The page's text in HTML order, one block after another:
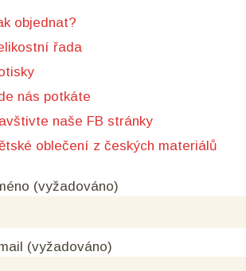
objednat?
řada
nás potkáte
naše FB stránky
oblečení z českých materiálů
(vyžadováno)
(vyžadováno)